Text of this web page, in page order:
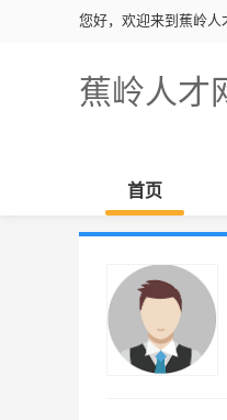
您好，欢迎来到蕉岭人
蕉岭人才
首页